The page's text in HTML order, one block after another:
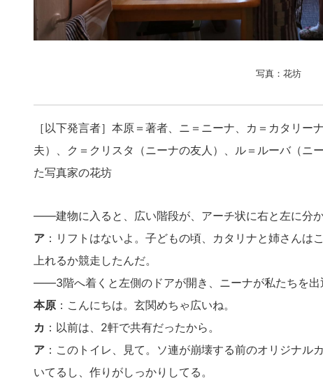
写真：花坊
［以下発言者］本原＝著者、ニ＝ニーナ、カ＝カタリー
夫）、ク＝クリスタ（ニーナの友人）、ル＝ルーバ（ニ
た写真家の花坊
――建物に入ると、広い階段が、アーチ状に右と左に分か
ア ：リフトはないよ。子どもの頃、カタリナと姉さんは
上れるか競走したんだ。
――3階へ着くと左側のドアが開き、ニーナが私たちを出
本原 ：こんにちは。玄関めちゃ広いね。
カ ：以前は、2軒で共有だったから。
ア ：このトイレ、見て。ソ連が崩壊する前のオリジナル
いてるし、作りがしっかりしてる。